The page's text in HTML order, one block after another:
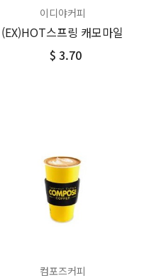
이디야커피
(EX)HOT스프링 캐모마일
$ 3.70
컴포즈커피